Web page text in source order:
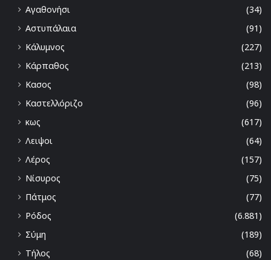
Αγαθονήσι
(34)
Αστυπάλαια
(91)
Κάλυμνος
(227)
Κάρπαθος
(213)
Κασος
(98)
Καστελλόριζο
(96)
κως
(617)
Λειψοι
(64)
Λέρος
(157)
Νίσυρος
(75)
Πάτμος
(77)
Ρόδος
(6.881)
Σύμη
(189)
Τήλος
(68)